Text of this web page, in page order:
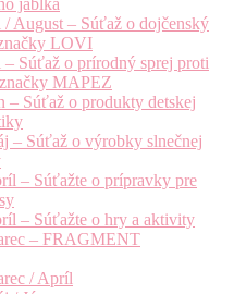
/ August – Súťaž o dojčenský
LOVI
– Súťaž o prírodný sprej proti
MAPEZ
– Súťaž o produkty detskej
– Súťaž o výrobky slnečnej
– Súťažte o prípravky pre
– Súťažte o hry a aktivity
– FRAGMENT
/ Apríl